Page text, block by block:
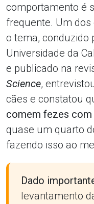
comportamento é
frequente. Um
o tema, conduzido
Universidade da
e publicado na
Science,
cães e constatou
comem fezes com
quase um quarto
fazendo isso ao
Dado
levantamento